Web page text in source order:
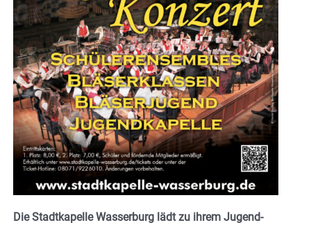
Die Stadtkapelle Wasserburg lädt zu ihrem Jugend-